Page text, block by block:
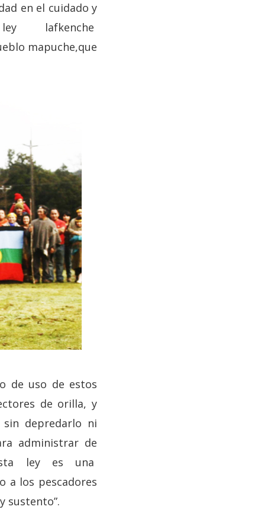
en el cuidado y
lafkenche
de uso de estos
de orilla, y
depredarlo ni
administrar de
esta ley es una
los pescadores
sustento”.